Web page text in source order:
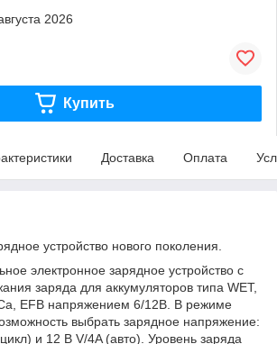
2026
Купить
Доставка Оплата
устройство нового поколения.
электронное зарядное устройство с
заряда для аккумуляторов типа WET,
EFB напряжением 6/12В. В режиме
выбрать зарядное напряжение:
и 12 В V/4A (авто). Уровень заряда